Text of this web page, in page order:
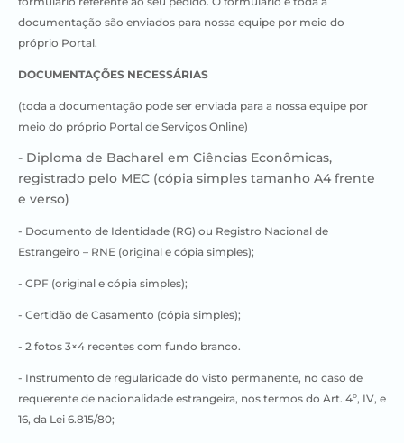
documentação são enviados para nossa equipe por meio do
próprio Portal.
DOCUMENTAÇÕES NECESSÁRIAS
(toda a documentação pode ser enviada para a nossa equipe por
meio do próprio Portal de Serviços Online)
​- Diploma de Bacharel em Ciências Econômicas,
registrado pelo MEC (cópia simples tamanho A4 frente
e verso)
​- Documento de Identidade (RG) ou Registro Nacional de
Estrangeiro – RNE (original e cópia simples);
​- CPF (original e cópia simples);
​- Certidão de Casamento (cópia simples);
​- 2 fotos 3×4 recentes com fundo branco.
​- Instrumento de regularidade do visto permanente, no caso de
requerente de nacionalidade estrangeira, nos termos do Art. 4º, IV, e
16, da Lei 6.815/80;